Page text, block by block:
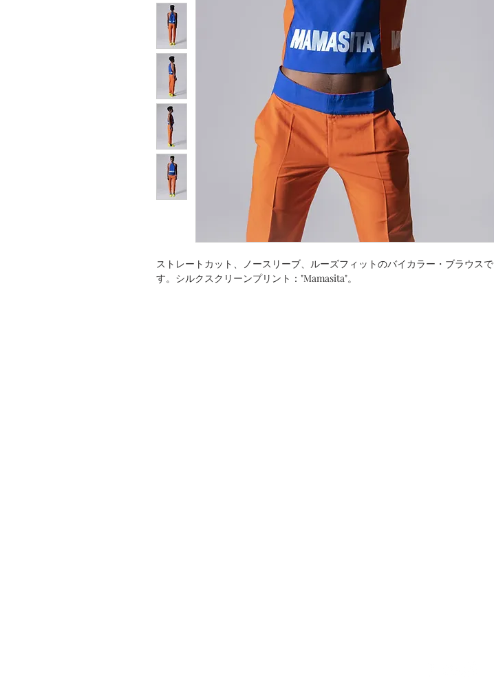
ストレートカット、ノースリーブ、ルーズフィットのバイカラー・ブラウスで
す。シルクスクリーンプリント："Mamasita"。